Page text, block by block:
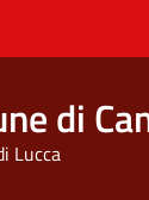
di
Lucca